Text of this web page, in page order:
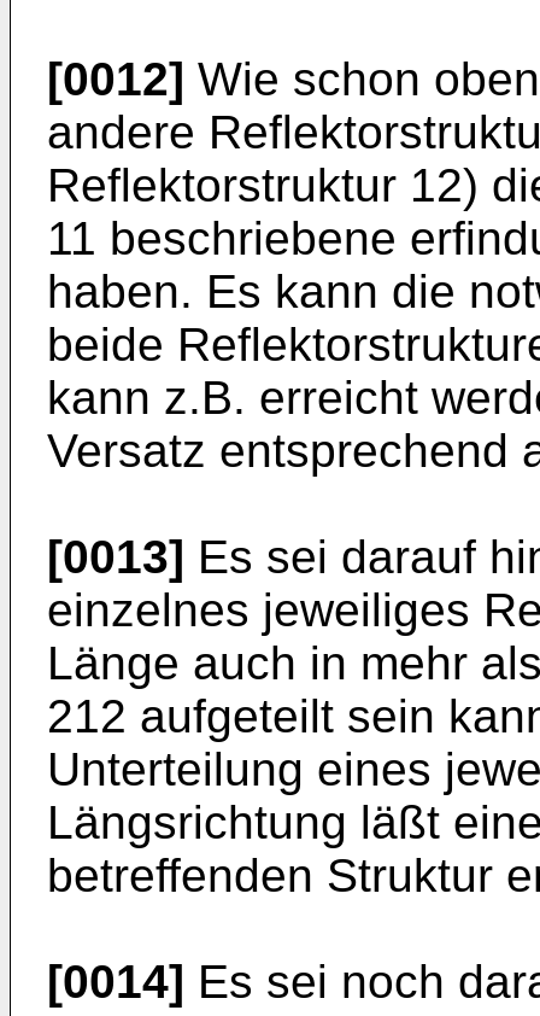
[0012] Wie schon
andere
Reflektorstruktur 12)
11 beschriebene
haben. Es kann die
beide
kann z.B. erreicht
Versatz entsprechend
[0013] Es sei darauf
einzelnes jeweiliges
Länge auch in mehr
212 aufgeteilt sein
Unterteilung eines
Längsrichtung läßt
betreffenden Struktur
[0014] Es sei noch